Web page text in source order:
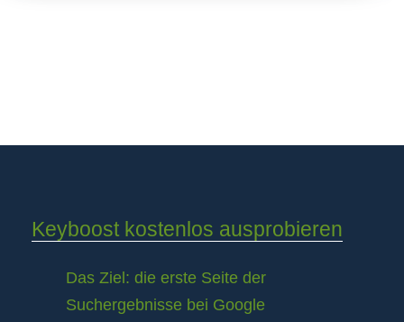
Keyboost kostenlos ausprobieren
Das Ziel: die erste Seite der
Suchergebnisse bei Google